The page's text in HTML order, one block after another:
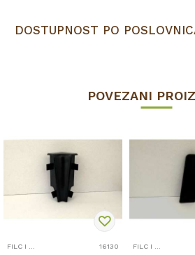
DOSTUPNOST PO
POVEZANI
16130